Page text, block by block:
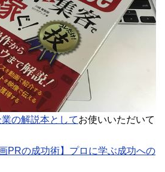
の解説本としてお使いいただいて
PRの成功術】プロに学ぶ成功への